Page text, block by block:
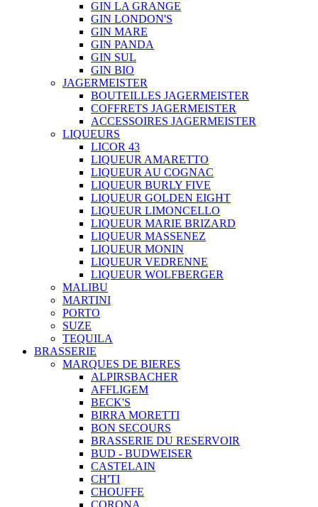
GIN LA GRANGE
GIN LONDON'S
GIN MARE
GIN PANDA
GIN SUL
GIN BIO
JAGERMEISTER
BOUTEILLES JAGERMEISTER
COFFRETS JAGERMEISTER
ACCESSOIRES JAGERMEISTER
LIQUEURS
LICOR 43
LIQUEUR AMARETTO
LIQUEUR AU COGNAC
LIQUEUR BURLY FIVE
LIQUEUR GOLDEN EIGHT
LIQUEUR LIMONCELLO
LIQUEUR MARIE BRIZARD
LIQUEUR MASSENEZ
LIQUEUR MONIN
LIQUEUR VEDRENNE
LIQUEUR WOLFBERGER
MALIBU
MARTINI
PORTO
SUZE
TEQUILA
BRASSERIE
MARQUES DE BIERES
ALPIRSBACHER
AFFLIGEM
BECK'S
BIRRA MORETTI
BON SECOURS
BRASSERIE DU RESERVOIR
BUD - BUDWEISER
CASTELAIN
CH'TI
CHOUFFE
CORONA